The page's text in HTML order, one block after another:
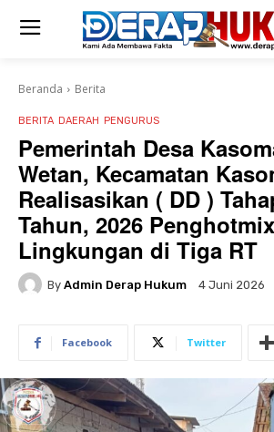
Beranda Berita
BERITA DAERAH PENGURUS
Pemerintah Desa
Wetan, Kecamatan
Realisasikan ( DD )
Tahun, 2026
Lingkungan di Tiga RT
By Admin Derap Hukum 4 Juni 2026
Facebook Twitter